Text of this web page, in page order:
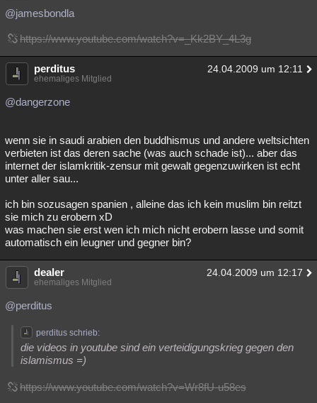
@jamesbondla
https://www.youtube.com/watch?v=_Kk2BY_4L3g
perditus 24.04.2009 um 12:11
ehemaliges Mitglied
@dangerzone
wenn sie in saudi arabien den buddhismus und andere weltsichten
verbieten ist das deren sache (was auch schade ist)... aber das
internet der islamkritik-zensur mit gewalt gegenzuwirken ist echt
unter aller sau...
ich bin sozusagen spanien , alleine das ich kein muslim bin reitzt
sie mich zu erobern xD
was machen sie erst wen ich mich nicht erobern lasse und somit
automatisch ein leugner und gegner bin?
dealer 24.04.2009 um 12:17
ehemaliges Mitglied
@perditus
perditus schrieb:
die videos in youtube sind ein verteidigungskrieg gegen den
islamismus =)
https://www.youtube.com/watch?v=Wr8fU-u58es